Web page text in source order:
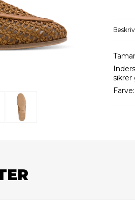
sikrer